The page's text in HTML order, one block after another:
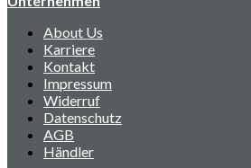
About Us
Karriere
Kontakt
Impressum
Widerruf
Datenschutz
AGB
Händler